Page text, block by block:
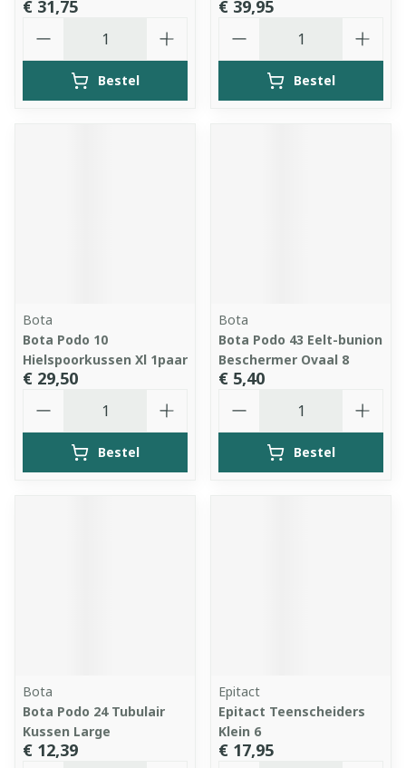
€ 31,75
Bestel
€ 39,95
Bestel
Bota
Bota Podo 10
Hielspoorkussen Xl 1paar
€ 29,50
Bestel
Bota
Bota Podo 43 Eelt-bunion
Beschermer Ovaal 8
€ 5,40
Bestel
Bota
Bota Podo 24 Tubulair
Kussen Large
€ 12,39
Epitact
Epitact Teenscheiders
Klein 6
€ 17,95